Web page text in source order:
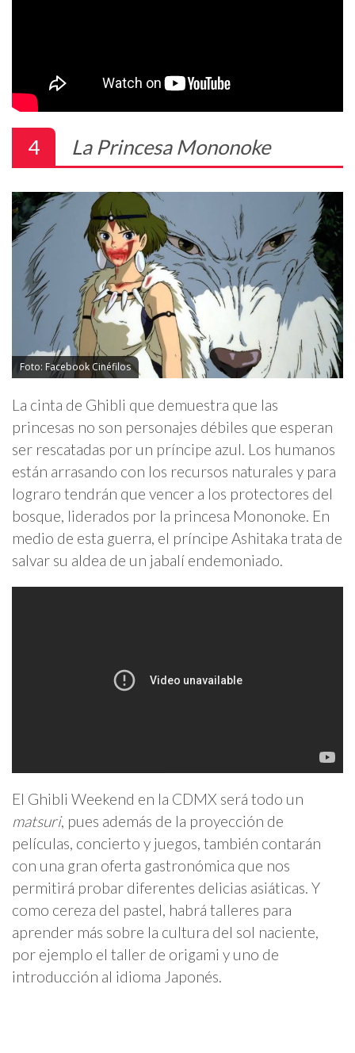
4 La Princesa Mononoke
Foto: Facebook Cinéfilos
La cinta de Ghibli que demuestra que las
princesas no son personajes débiles que esperan
ser rescatadas por un príncipe azul. Los humanos
están arrasando con los recursos naturales y para
lograro tendrán que vencer a los protectores del
bosque, liderados por la princesa Mononoke. En
medio de esta guerra, el príncipe Ashitaka trata de
salvar su aldea de un jabalí endemoniado.
El Ghibli Weekend en la CDMX será todo un
matsuri, pues además de la proyección de
películas, concierto y juegos, también contarán
con una gran oferta gastronómica que nos
permitirá probar diferentes delicias asiáticas. Y
como cereza del pastel, habrá talleres para
aprender más sobre la cultura del sol naciente,
por ejemplo el taller de origami y uno de
introducción al idioma Japonés.